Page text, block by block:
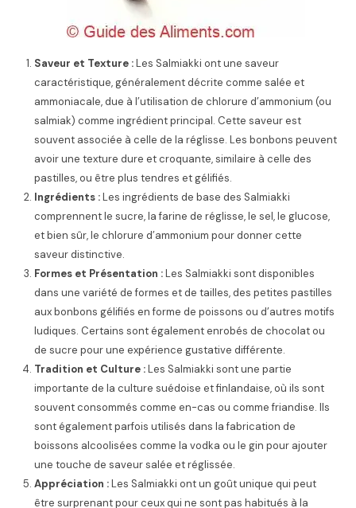
Saveur et Texture :Les Salmiakki ont une saveur
caractéristique, généralement décrite comme salée et
ammoniacale, due à l’utilisation de chlorure d’ammonium (ou
salmiak) comme ingrédient principal. Cette saveur est
souvent associée à celle de la réglisse. Les bonbons peuvent
avoir une texture dure et croquante, similaire à celle des
pastilles, ou être plus tendres et gélifiés.
Ingrédients :Les ingrédients de base des Salmiakki
comprennent le sucre, la farine de réglisse, le sel, le glucose,
et bien sûr, le chlorure d’ammonium pour donner cette
saveur distinctive.
Formes et Présentation :Les Salmiakki sont disponibles
dans une variété de formes et de tailles, des petites pastilles
aux bonbons gélifiés en forme de poissons ou d’autres motifs
ludiques. Certains sont également enrobés de chocolat ou
de sucre pour une expérience gustative différente.
Tradition et Culture :Les Salmiakki sont une partie
importante de la culture suédoise et finlandaise, où ils sont
souvent consommés comme en-cas ou comme friandise. Ils
sont également parfois utilisés dans la fabrication de
boissons alcoolisées comme la vodka ou le gin pour ajouter
une touche de saveur salée et réglissée.
Appréciation :Les Salmiakki ont un goût unique qui peut
être surprenant pour ceux qui ne sont pas habitués à la